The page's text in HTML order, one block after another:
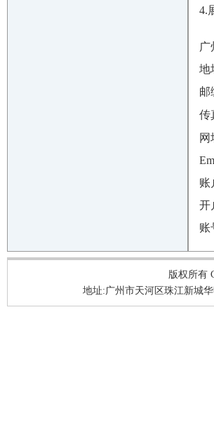
4.
广
地
邮
传
网
账
开
账
版权所有
地址:广州市天河区珠江新城